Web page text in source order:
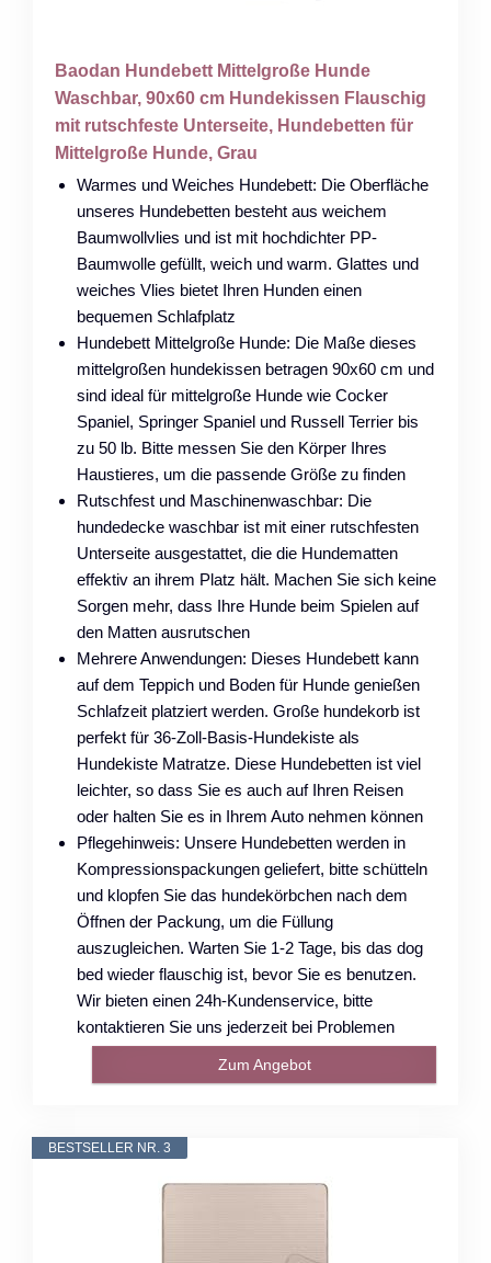
Baodan Hundebett Mittelgroße Hunde
Waschbar, 90x60 cm Hundekissen Flauschig
mit rutschfeste Unterseite, Hundebetten für
Mittelgroße Hunde, Grau
Warmes und Weiches Hundebett: Die Oberfläche
unseres Hundebetten besteht aus weichem
Baumwollvlies und ist mit hochdichter PP-
Baumwolle gefüllt, weich und warm. Glattes und
weiches Vlies bietet Ihren Hunden einen
bequemen Schlafplatz
Hundebett Mittelgroße Hunde: Die Maße dieses
mittelgroßen hundekissen betragen 90x60 cm und
sind ideal für mittelgroße Hunde wie Cocker
Spaniel, Springer Spaniel und Russell Terrier bis
zu 50 lb. Bitte messen Sie den Körper Ihres
Haustieres, um die passende Größe zu finden
Rutschfest und Maschinenwaschbar: Die
hundedecke waschbar ist mit einer rutschfesten
Unterseite ausgestattet, die die Hundematten
effektiv an ihrem Platz hält. Machen Sie sich keine
Sorgen mehr, dass Ihre Hunde beim Spielen auf
den Matten ausrutschen
Mehrere Anwendungen: Dieses Hundebett kann
auf dem Teppich und Boden für Hunde genießen
Schlafzeit platziert werden. Große hundekorb ist
perfekt für 36-Zoll-Basis-Hundekiste als
Hundekiste Matratze. Diese Hundebetten ist viel
leichter, so dass Sie es auch auf Ihren Reisen
oder halten Sie es in Ihrem Auto nehmen können
Pflegehinweis: Unsere Hundebetten werden in
Kompressionspackungen geliefert, bitte schütteln
und klopfen Sie das hundekörbchen nach dem
Öffnen der Packung, um die Füllung
auszugleichen. Warten Sie 1-2 Tage, bis das dog
bed wieder flauschig ist, bevor Sie es benutzen.
Wir bieten einen 24h-Kundenservice, bitte
kontaktieren Sie uns jederzeit bei Problemen
Zum Angebot
BESTSELLER NR. 3